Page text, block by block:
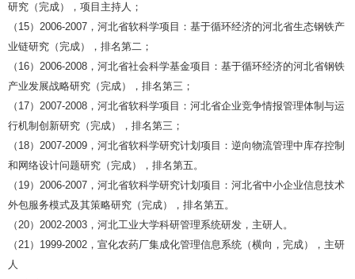
研究（完成），项目主持人；
（ 15） 2006-2007 ，河北省软科学项目：基于循环经济的河北省生态钢铁产
业链研究（完成），排名第二；
（ 16） 2006-2008 ，河北省社会科学基金项目：基于循环经济的河北省钢铁
产业发展战略研究（完成），排名第三；
（ 17） 2007-2008 ，河北省软科学项目：河北省企业竞争情报管理体制与运
行机制创新研究（完成），排名第三；
（ 18） 2007-2009 ，河北省软科学研究计划项目：逆向物流管理中库存控制
和网络设计问题研究（完成），排名第五。
（ 19） 2006-2007 ，河北省软科学研究计划项目：河北省中小企业信息技术
外包服务模式及其策略研究（完成），排名第五。
（20） 2002-2003 ，河北工业大学科研管理系统研发，主研人。
（21） 1999-2002 ，宣化农药厂集成化管理信息系统（横向，完成），主研
人